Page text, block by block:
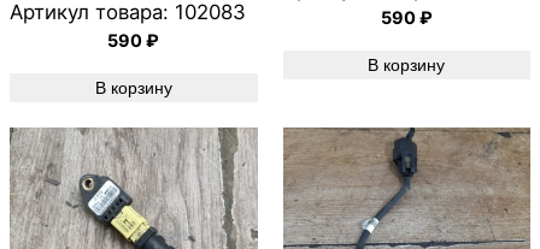
Артикул товара: 102083
590₽
В корзину
590₽
В корзину